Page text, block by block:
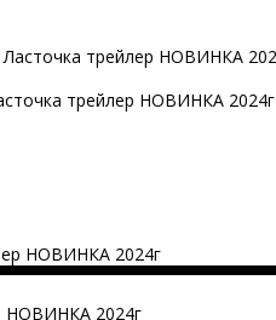
трейлер НОВИНКА 2024г
НОВИНКА 2024г